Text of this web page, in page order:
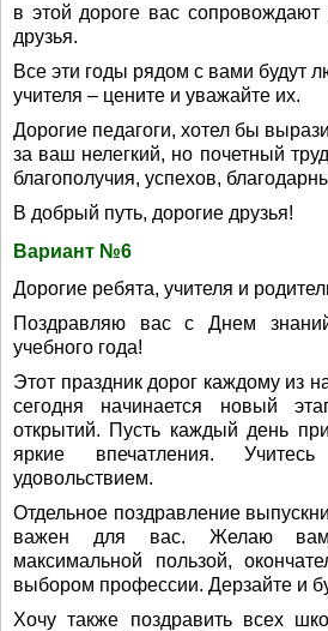
в этой дороге вас
друзья.
Все эти годы рядом с вами будут
учителя – цените и уважайте их.
Дорогие педагоги, хотел бы
за ваш нелегкий, но почетный
благополучия, успехов,
В добрый путь, дорогие друзья!
Вариант №6
Дорогие ребята, учителя и
Поздравляю вас с Днем
учебного года!
Этот праздник дорог каждому из
сегодня начинается новый
открытий. Пусть каждый день
яркие впечатления.
удовольствием.
Отдельное поздравление
важен для вас. Желаю
максимальной пользой,
выбором профессии. Дерзайте и
Хочу также поздравить всех